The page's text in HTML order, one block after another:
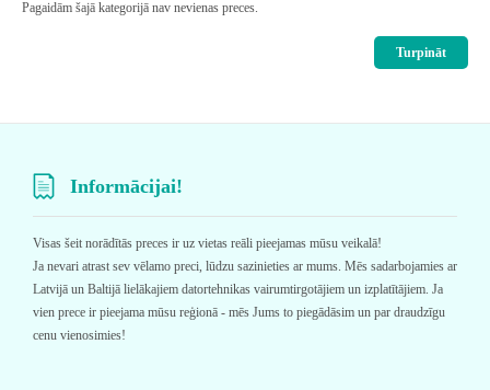
Pagaidām šajā kategorijā nav nevienas preces.
Turpināt
Informācijai!
Visas šeit norādītās preces ir uz vietas reāli pieejamas mūsu veikalā!
Ja nevari atrast sev vēlamo preci, lūdzu sazinieties ar mums. Mēs sadarbojamies ar
Latvijā un Baltijā lielākajiem datortehnikas vairumtirgotājiem un izplatītājiem. Ja
vien prece ir pieejama mūsu reģionā - mēs Jums to piegādāsim un par draudzīgu
cenu vienosimies!